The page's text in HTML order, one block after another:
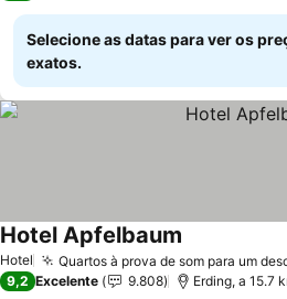
Selecione as datas para ver os
exatos.
Hotel Quartos à prova de som para um
Hotel Apfelbaum
9,2 Excelente 9.808 Erding, a 15.7